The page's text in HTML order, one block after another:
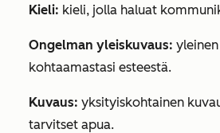
Kieli: kieli, jolla haluat
Ongelman yleiskuvaus:
kohtaamastasi esteestä.
Kuvaus: yksityiskohtainen
tarvitset apua.